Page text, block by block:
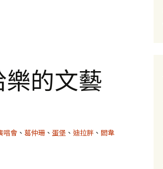
的文藝
唱會 、 葛仲珊 、 蛋堡 、 迪拉胖 、 閻韋